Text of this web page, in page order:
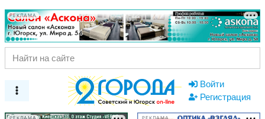
РЕКЛАМА
Войти
Регистрация